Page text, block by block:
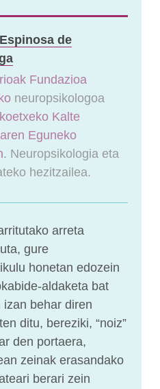
de
Fundazioa
neuropsikologoa
Kalte
Eguneko
. Neuropsikologia eta
hezitzailea.
arreta
gure
honetan edozein
aldaketa bat
behar diren
ditu, bereziki, “noiz”
den portaera,
zeinak erasandako
berari zein